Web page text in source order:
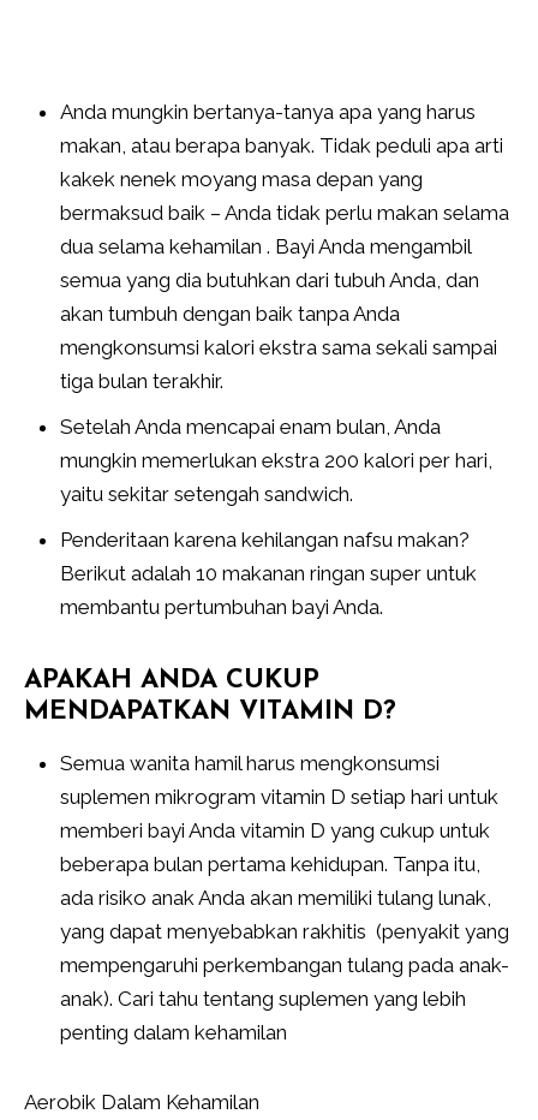
Anda mungkin bertanya-tanya apa yang harus
makan, atau berapa banyak. Tidak peduli apa arti
kakek nenek moyang masa depan yang
bermaksud baik – Anda tidak perlu makan selama
dua selama kehamilan . Bayi Anda mengambil
semua yang dia butuhkan dari tubuh Anda, dan
akan tumbuh dengan baik tanpa Anda
mengkonsumsi kalori ekstra sama sekali sampai
tiga bulan terakhir.
Setelah Anda mencapai enam bulan, Anda
mungkin memerlukan ekstra 200 kalori per hari,
yaitu sekitar setengah sandwich.
Penderitaan karena kehilangan nafsu makan?
Berikut adalah 10 makanan ringan super untuk
membantu pertumbuhan bayi Anda.
APAKAH ANDA CUKUP
MENDAPATKAN VITAMIN D?
Semua wanita hamil harus mengkonsumsi
suplemen mikrogram vitamin D setiap hari untuk
memberi bayi Anda vitamin D yang cukup untuk
beberapa bulan pertama kehidupan. Tanpa itu,
ada risiko anak Anda akan memiliki tulang lunak,
yang dapat menyebabkan rakhitis (penyakit yang
mempengaruhi perkembangan tulang pada anak-
anak). Cari tahu tentang suplemen yang lebih
penting dalam kehamilan
Aerobik Dalam Kehamilan